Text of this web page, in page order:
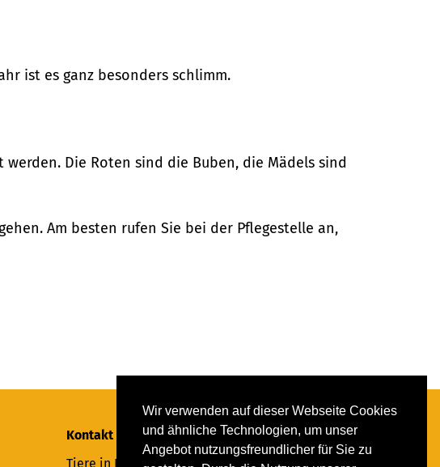
Wir verwenden auf dieser Webseite Cookies
und ähnliche Technologien, um unser
Angebot nutzungsfreundlicher für Sie zu
ist es ganz besonders schlimm.
Die Roten sind die Buben, die Mädels sind
Am besten rufen Sie bei der Pflegestelle an,
Kontakt
Tiere in Not Saar e.V.